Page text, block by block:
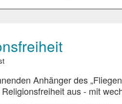
Anhänger des
aus - mit